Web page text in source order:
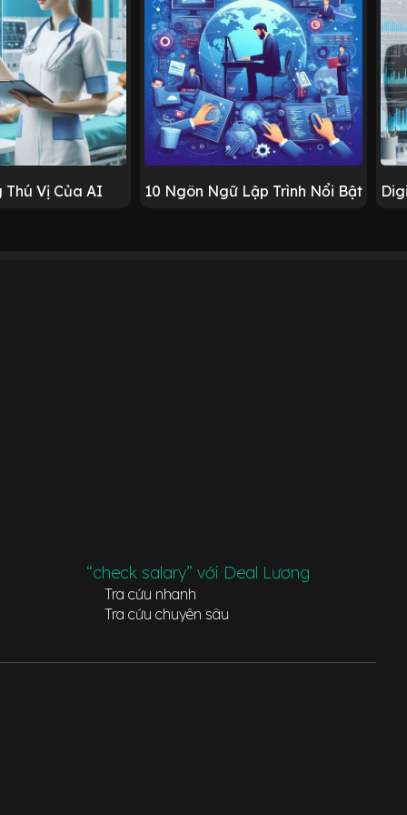
Thú Vị Của AI 10 Ngôn Ngữ Lập Trình Nổi Bật
“check salary” với Deal Lương
Tra cứu nhanh
Tra cứu chuyên sâu